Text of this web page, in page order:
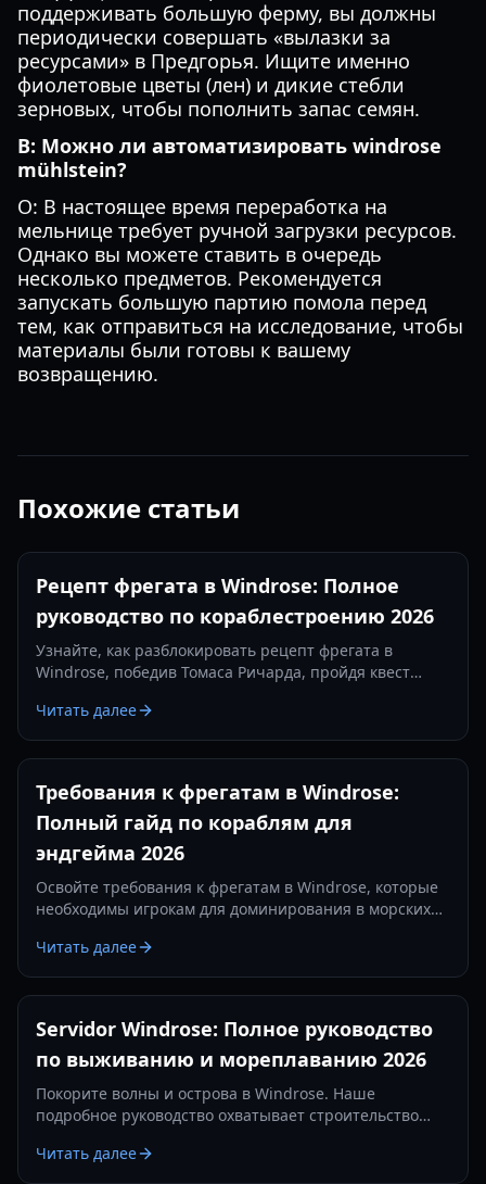
поддерживать большую ферму, вы должны
периодически совершать «вылазки за
ресурсами» в Предгорья. Ищите именно
фиолетовые цветы (лен) и дикие стебли
зерновых, чтобы пополнить запас семян.
В: Можно ли автоматизировать windrose
mühlstein?
О: В настоящее время переработка на
мельнице требует ручной загрузки ресурсов.
Однако вы можете ставить в очередь
несколько предметов. Рекомендуется
запускать большую партию помола перед
тем, как отправиться на исследование, чтобы
материалы были готовы к вашему
возвращению.
Похожие статьи
Рецепт фрегата в Windrose: Полное
руководство по кораблестроению 2026
Узнайте, как разблокировать рецепт фрегата в
Windrose, победив Томаса Ричарда, пройдя квест
изготовив железные слитки.
Читать далее
Требования к фрегатам в Windrose:
Полный гайд по кораблям для
эндгейма 2026
Освойте требования к фрегатам в Windrose, которые
необходимы игрокам для доминирования в морских
предметах защиты и тактиках на 2026 год.
Читать далее
Servidor Windrose: Полное руководство
по выживанию и мореплаванию 2026
Покорите волны и острова в Windrose. Наше
подробное руководство охватывает строительство
году.
Читать далее